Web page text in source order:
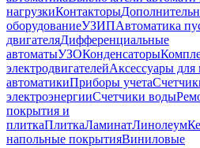
нагрузкиКонтакторы
оборудованиеУЗИПАвтоматика
двигателяДифференциальные
автоматыУЗОКонденсаторы
электродвигателейАксессуары для
автоматикиПриборы учета
электроэнергииСчетчики воды
покрытия и
плиткаПлиткаЛаминатЛинолеум
напольные покрытияВиниловые